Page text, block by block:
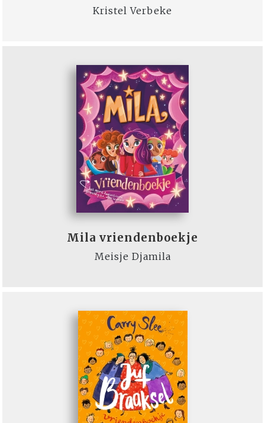
Kristel Verbeke
Mila vriendenboekje
Meisje Djamila